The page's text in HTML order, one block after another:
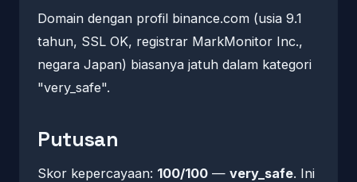
Domain dengan profil binance.com (usia 9.1
tahun, SSL OK, registrar MarkMonitor Inc.,
negara Japan) biasanya jatuh dalam kategori
"very_safe".
Putusan
Skor kepercayaan: 100/100 — very_safe. Ini